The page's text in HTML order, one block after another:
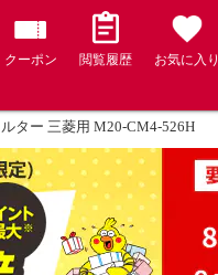
クーポン 閲覧履歴 お気に入り
ター 三菱用 M20-CM4-526H